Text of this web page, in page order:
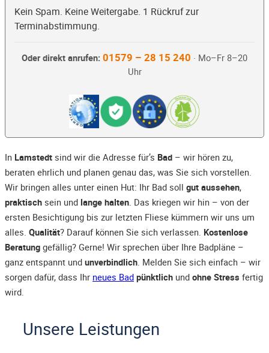
Kein Spam. Keine Weitergabe. 1 Rückruf zur
Terminabstimmung.
Oder direkt anrufen: 01579 – 28 15 240 · Mo–Fr 8–20
Uhr
In Lamstedt sind wir die Adresse für’s Bad – wir hören zu,
beraten ehrlich und planen genau das, was Sie sich vorstellen.
Wir bringen alles unter einen Hut: Ihr Bad soll gut aussehen,
praktisch sein und lange halten. Das kriegen wir hin – von der
ersten Besichtigung bis zur letzten Fliese kümmern wir uns um
alles. Qualität? Darauf können Sie sich verlassen. Kostenlose
Beratung gefällig? Gerne! Wir sprechen über Ihre Badpläne –
ganz entspannt und unverbindlich. Melden Sie sich einfach – wir
sorgen dafür, dass Ihr neues Bad pünktlich und ohne Stress fertig
wird.
Unsere Leistungen